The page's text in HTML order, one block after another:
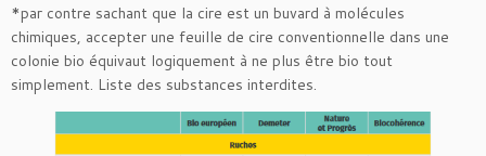
*par contre sachant que la cire est un buvard à molécules
chimiques, accepter une feuille de cire conventionnelle dans une
colonie bio équivaut logiquement à ne plus être bio tout
simplement. Liste des substances interdites.